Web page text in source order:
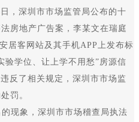
，深圳市市场监管局公布的十
房地产广告案，李某文在瑞庭
居客网站及其手机APP上发布标
验学位、让上学不用愁”房源信
反了相关规定，深圳市市场监
罚。
象，深圳市市场稽查局执法